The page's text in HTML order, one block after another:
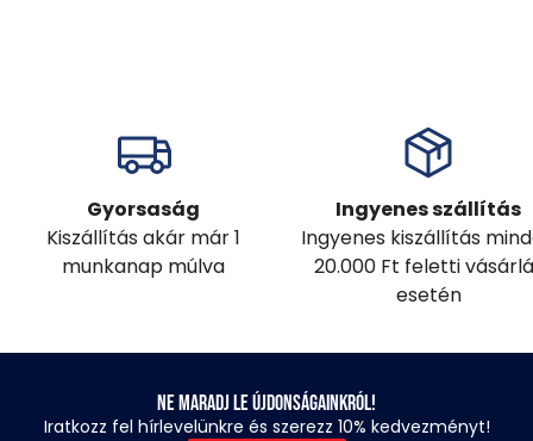
Gyorsaság
Kiszállítás akár már 1
munkanap múlva
Ingyenes szállítás
Ingyenes kiszállítás
20.000 Ft feletti
esetén
Ne maradj le újdonságainkról!
Iratkozz fel hírlevelünkre és szerezz 10% kedvezményt!